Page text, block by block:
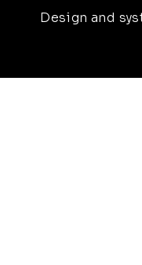
Design and